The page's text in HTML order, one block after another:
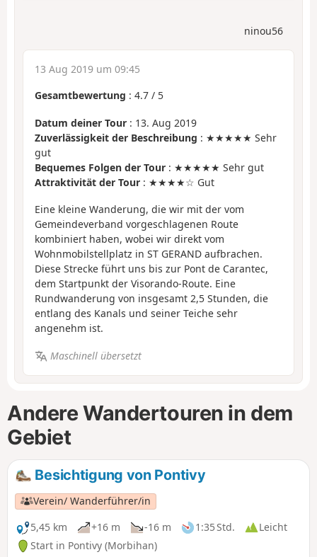
ninou56
13 Aug 2019 um 09:45
Gesamtbewertung : 4.7 / 5
Datum deiner Tour : 13. Aug 2019
Zuverlässigkeit der Beschreibung : ★★★★★ Sehr
gut
Bequemes Folgen der Tour : ★★★★★ Sehr gut
Attraktivität der Tour : ★★★★☆ Gut
Eine kleine Wanderung, die wir mit der vom
Gemeindeverband vorgeschlagenen Route
kombiniert haben, wobei wir direkt vom
Wohnmobilstellplatz in ST GERAND aufbrachen.
Diese Strecke führt uns bis zur Pont de Carantec,
dem Startpunkt der Visorando-Route. Eine
Rundwanderung von insgesamt 2,5 Stunden, die
entlang des Kanals und seiner Teiche sehr
angenehm ist.
Maschinell übersetzt
Andere Wandertouren in dem
Gebiet
Besichtigung von Pontivy
Verein/ Wanderführer/in
5,45 km
+16 m -16 m 1:35 Std.
Leicht
Start in Pontivy (Morbihan)